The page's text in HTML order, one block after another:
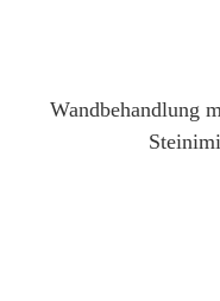
Wandbehandlung